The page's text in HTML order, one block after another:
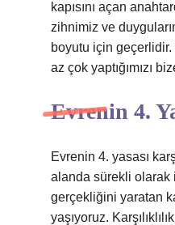
kapısını açan
zihnimiz ve
boyutu için geçerlidir.
az çok yaptığımızı
Evrenin 4.
Evrenin 4. yasası
alanda sürekli olarak
gerçekliğini yaratan
yaşıyoruz.